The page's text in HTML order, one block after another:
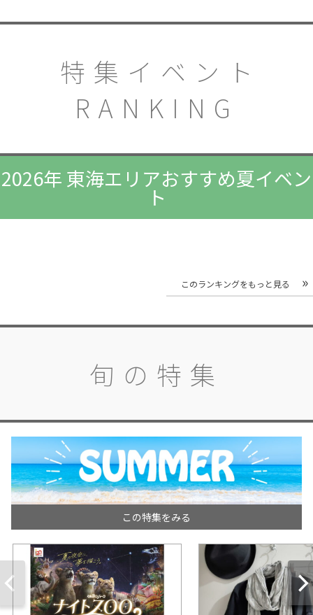
特集イベント
RANKING
2026年 東海エリアおすすめ夏イベン
ト
このランキングをもっと見る
旬の特集
この特集をみる